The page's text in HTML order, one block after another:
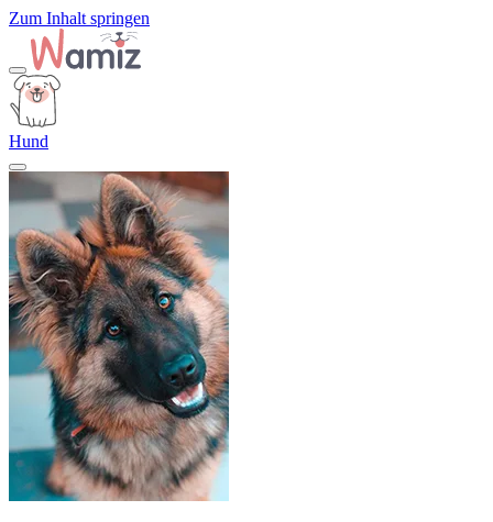
Zum Inhalt springen
Hund